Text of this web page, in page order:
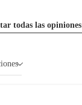
todas las opiniones